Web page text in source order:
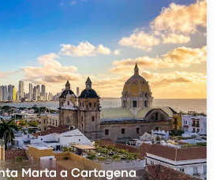
Marta a Cartagena